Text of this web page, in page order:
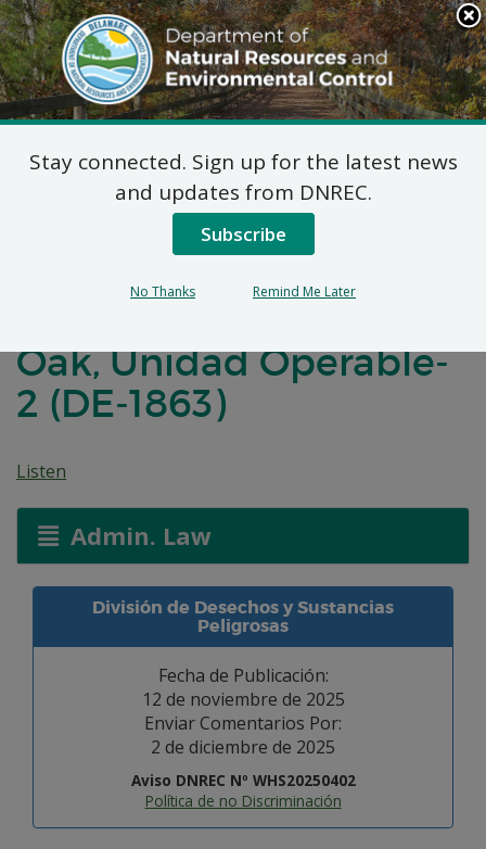
Search
This
Site
DNREC Menu
Plan de Acción
Correctiva Propuesto
(PPRA) para el Sitio de
Oak, Unidad Operable-
2 (DE-1863)
Listen
Admin. Law
División de Desechos y Sustancias
Peligrosas
Fecha de Publicación:
12 de noviembre de 2025
Enviar Comentarios Por:
2 de diciembre de 2025
Aviso DNREC Nº WHS20250402
Política de no Discriminación
Stay connected. Sign up for the latest news
and updates from DNREC.
Subscribe
No Thanks Remind Me Later